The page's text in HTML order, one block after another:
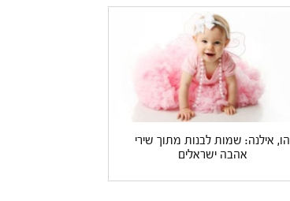
הו, אילנה: שמות לבנות מתוך שירי
אהבה ישראלים